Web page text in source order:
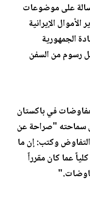
على موضوعات
الإيرانية
الجمهورية
رسوم من السفن
في باكستان
سماحته "صراحة عن
وكتب: إن ما
عما كان مقرراً